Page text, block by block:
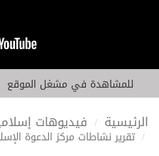
للمشاهدة في مشغل الموقع
الرئيسية فيديوهات
تقرير نشاطات مركز الدعوة